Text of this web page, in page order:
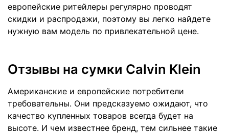
европейские ритейлеры регулярно проводят
скидки и распродажи, поэтому вы легко найдете
нужную вам модель по привлекательной цене.
Отзывы на сумки Calvin Klein
Американские и европейские потребители
требовательны. Они предсказуемо ожидают, что
качество купленных товаров всегда будет на
высоте. И чем известнее бренд, тем сильнее такие